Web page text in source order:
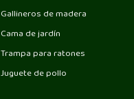
Gallineros de madera
Cama de jardín
Trampa para ratones
Juguete de pollo